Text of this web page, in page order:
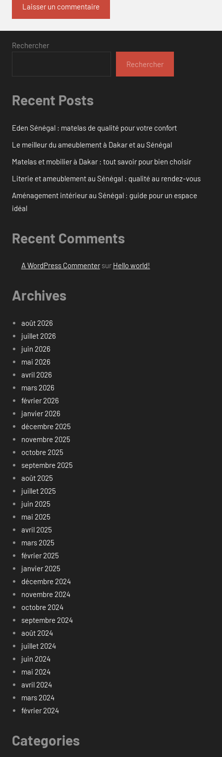
Rechercher
Rechercher
Recent Posts
Eden Sénégal : matelas de qualité pour votre confort
Le meilleur du ameublement à Dakar et au Sénégal
Matelas et mobilier à Dakar : tout savoir pour bien choisir
Literie et ameublement au Sénégal : qualité au rendez-vous
Aménagement intérieur au Sénégal : guide pour un espace
idéal
Recent Comments
A WordPress Commentersur Hello world!
Archives
août 2026
juillet 2026
juin 2026
mai 2026
avril 2026
mars 2026
février 2026
janvier 2026
décembre 2025
novembre 2025
octobre 2025
septembre 2025
août 2025
juillet 2025
juin 2025
mai 2025
avril 2025
mars 2025
février 2025
janvier 2025
décembre 2024
novembre 2024
octobre 2024
septembre 2024
août 2024
juillet 2024
juin 2024
mai 2024
avril 2024
mars 2024
février 2024
Categories